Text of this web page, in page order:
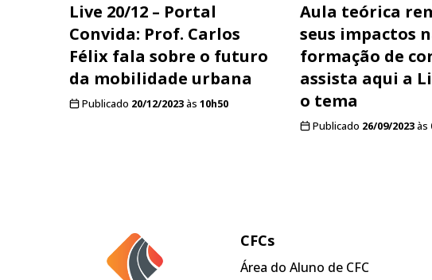
Live 20/12 – Portal
Convida: Prof. Carlos
Félix fala sobre o futuro
da mobilidade urbana
Publicado 20/12/2023às 10h50
Aula teórica
seus impactos
formação de
assista aqui a
o tema
Publicado 26/09/2023às
CFCs
Área do Aluno de CFC